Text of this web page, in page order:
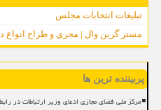
تبلیغات انتخابات مجلس
مستر گرین وال | مجری و طراح انواع
پربیننده ترین ها
مرکز ملی فضای مجازی ادعای وزیر ارتباطات در